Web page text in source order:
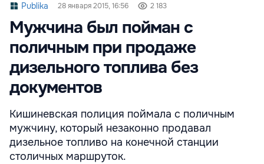
Publika 28 января 2015, 16:56 2 183
Мужчина был пойман с
поличным при продаже
дизельного топлива без
документов
Кишиневская полиция поймала с поличным
мужчину, который незаконно продавал
дизельное топливо на конечной станции
столичных маршруток.